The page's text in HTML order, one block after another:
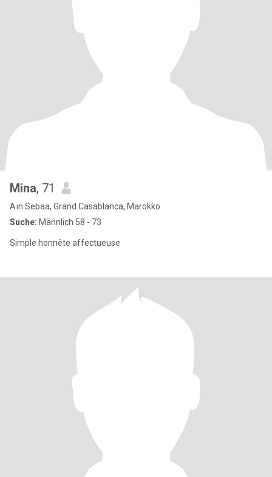
Mina, 71
Aïn Sebaa, Grand Casablanca, Marokko
Suche: Männlich 58 - 73
Simple honnête affectueuse